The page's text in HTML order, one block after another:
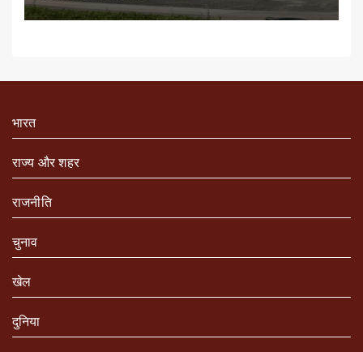
भारत
राज्य और शहर
राजनीति
चुनाव
खेल
दुनिया